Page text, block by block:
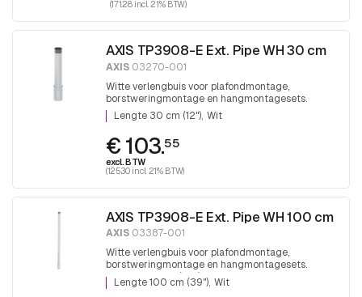
(171.28 incl. 21% BTW)
AXIS TP3908-E Ext. Pipe WH 30 cm
AXIS 03270-001
Witte verlengbuis voor plafondmontage,
borstweringmontage en hangmontagesets.
Lengte 30 cm (12") Wit
Lengte 30 cm (12") Wit
€ 103.55
excl. BTW
(125.30 incl. 21% BTW)
AXIS TP3908-E Ext. Pipe WH 100 cm
AXIS 03387-001
Witte verlengbuis voor plafondmontage,
borstweringmontage en hangmontagesets.
Lengte 100 cm (39") Wit
Lengte 100 cm (39") Wit